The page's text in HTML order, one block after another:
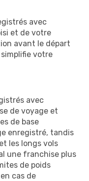
avec
et de votre
avant le départ
votre
avec
de voyage et
de base
enregistré, tandis
les longs vols
une franchise plus
de poids
cas de